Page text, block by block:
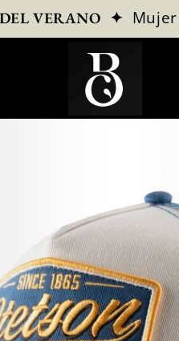
VERANO ✦ Mujer